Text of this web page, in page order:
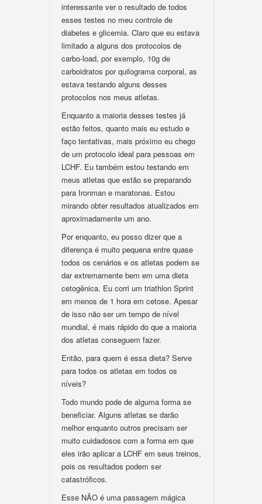
interessante ver o resultado de todos
esses testes no meu controle de
diabetes e glicemia. Claro que eu estava
limitado a alguns dos protocolos de
carbo-load, por exemplo, 10g de
carboidratos por quilograma corporal, as
estava testando alguns desses
protocolos nos meus atletas.
Enquanto a maioria desses testes já
estão feitos, quanto mais eu estudo e
faço tentativas, mais próximo eu chego
de um protocolo ideal para pessoas em
LCHF. Eu também estou testando em
meus atletas que estão se preparando
para Ironman e maratonas. Estou
mirando obter resultados atualizados em
aproximadamente um ano.
Por enquanto, eu posso dizer que a
diferença é muito pequena entre quase
todos os cenários e os atletas podem se
dar extremamente bem em uma dieta
cetogênica. Eu corri um triathlon Sprint
em menos de 1 hora em cetose. Apesar
de isso não ser um tempo de nível
mundial, é mais rápido do que a maioria
dos atletas conseguem fazer.
Então, para quem é essa dieta? Serve
para todos os atletas em todos os
níveis?
Todo mundo pode de alguma forma se
beneficiar. Alguns atletas se darão
melhor enquanto outros precisam ser
muito cuidadosos com a forma em que
eles irão aplicar a LCHF em seus treinos,
pois os resultados podem ser
catastróficos.
Esse NÃO é uma passagem mágica